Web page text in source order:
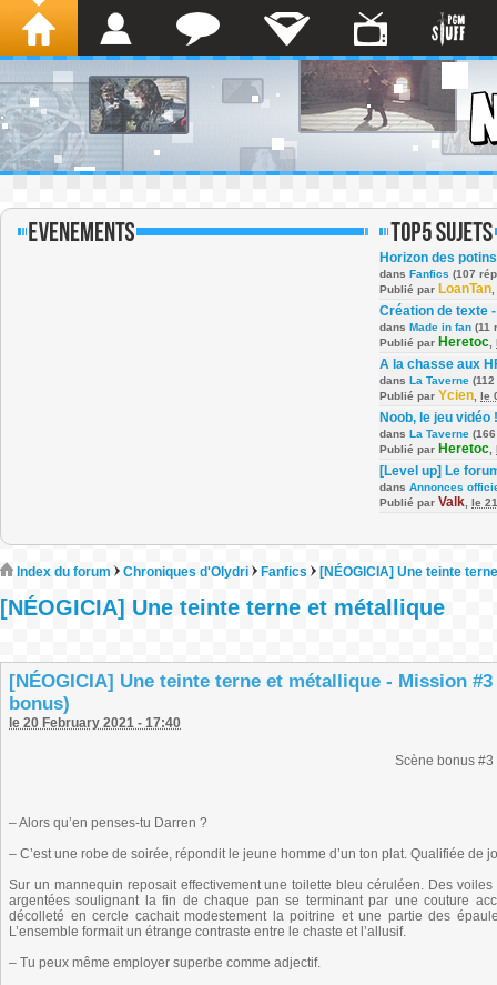
Horizon des potins
dans Fanfics (107
Publié par LoanTan
Création de texte
dans Made in fan (11
Publié par Heretoc
A la chasse aux
dans La Taverne
Publié par Ycien le
Noob, le jeu vidéo !
dans La Taverne
Publié par Heretoc
[Level up] Le
dans Annonces
Publié par Valk le
Index du forum Chroniques d'Olydri Fanfics [NÉOGICIA] Une teinte
[NÉOGICIA] Une teinte terne et métallique
[NÉOGICIA] Une teinte terne et métallique - Mission #3
bonus)
le 20 February 2021 - 17:40
Scène bonus #3
– Alors qu’en penses-tu Darren ?
– C’est une robe de soirée, répondit le jeune homme d’un ton plat. Qualifiée de
Sur un mannequin reposait effectivement une toilette bleu céruléen. Des
argentées soulignant la fin de chaque pan se terminant par une couture
décolleté en cercle cachait modestement la poitrine et une partie des
L’ensemble formait un étrange contraste entre le chaste et l’allusif.
– Tu peux même employer superbe comme adjectif.